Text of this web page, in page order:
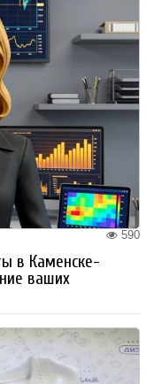
590
в Каменске-
ваших